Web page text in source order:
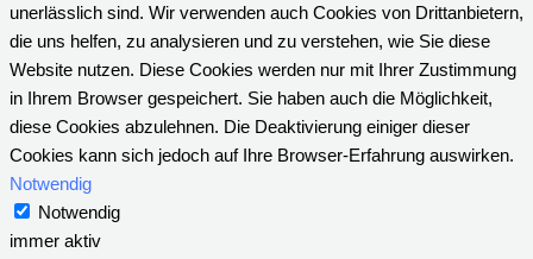
unerlässlich sind. Wir verwenden auch Cookies von Drittanbietern,
die uns helfen, zu analysieren und zu verstehen, wie Sie diese
Website nutzen. Diese Cookies werden nur mit Ihrer Zustimmung
in Ihrem Browser gespeichert. Sie haben auch die Möglichkeit,
diese Cookies abzulehnen. Die Deaktivierung einiger dieser
Cookies kann sich jedoch auf Ihre Browser-Erfahrung auswirken.
Notwendig
Notwendig
immer aktiv